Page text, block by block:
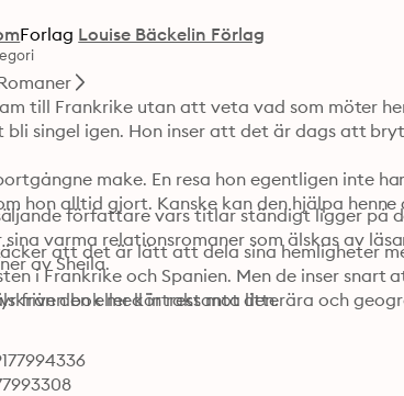
Forlag Louise Bäckelin Förlag
till Frankrike utan att veta vad som möter
singel igen. Hon inser att det är dags att
make. En resa hon egentligen inte
hon alltid gjort. Kanske kan den hjälpa
att det är lätt att dela sina hemligheter
i Frankrike och Spanien. Men de inser snart
att komma undan sanningen, vare sig man flyr från den eller kör rakt mot den.
författare vars titlar ständigt ligger på
varma relationsromaner som älskas av
över. LB Förlag har tidigare gett ut tre romaner av Sheila.
bok med intressanta litterära och